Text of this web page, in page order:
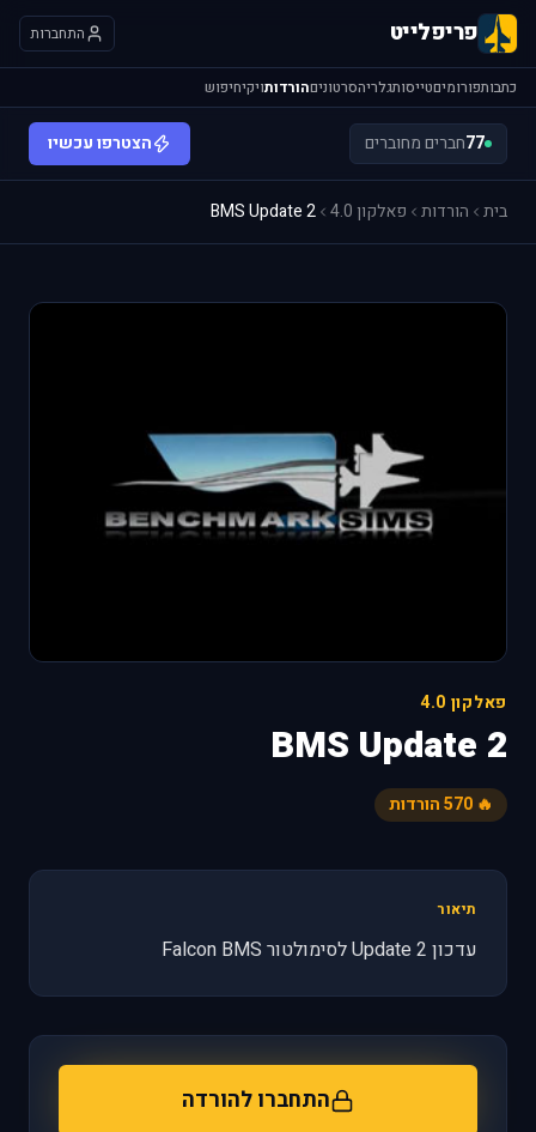
פריפלייט התחברות
כתבותפורומיםטייסותגלריהסרטוניםהורדותויקיחיפוש
77חברים מחוברים הצטרפו עכשיו
בית הורדות פאלקון 4.0 BMS Update 2
פאלקון 4.0
BMS Update 2
🔥 570 הורדות
תיאור
עדכון Update 2 לסימולטור Falcon BMS
התחברו להורדה